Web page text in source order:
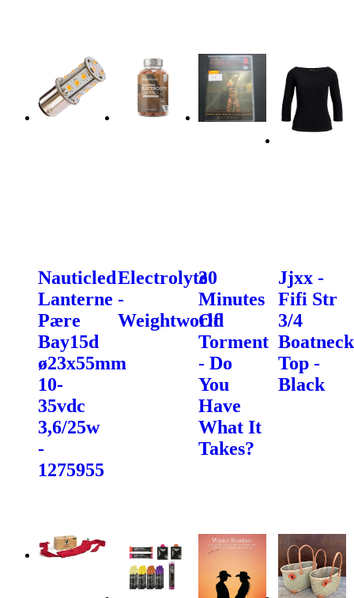
Nauticled
Lanterne
Pære
Bay15d
ø23x55mm
10-
35vdc
3,6/25w
-
1275955
Electrolyte
-
Weightworld
30
Minutes
Of
Torment
- Do
You
Have
What It
Takes?
Jjxx -
Fifi Str
3/4
Boatneck
Top -
Black